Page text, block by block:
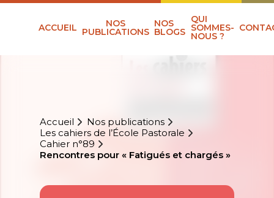
ACCUEIL NOS
PUBLICATIONS
NOS
BLOGS
QUI
SOMMES-
NOUS ?
Accueil
Nos publications
Les cahiers de l’École Pastorale
Cahier n°89
Rencontres pour « Fatigués et chargés »